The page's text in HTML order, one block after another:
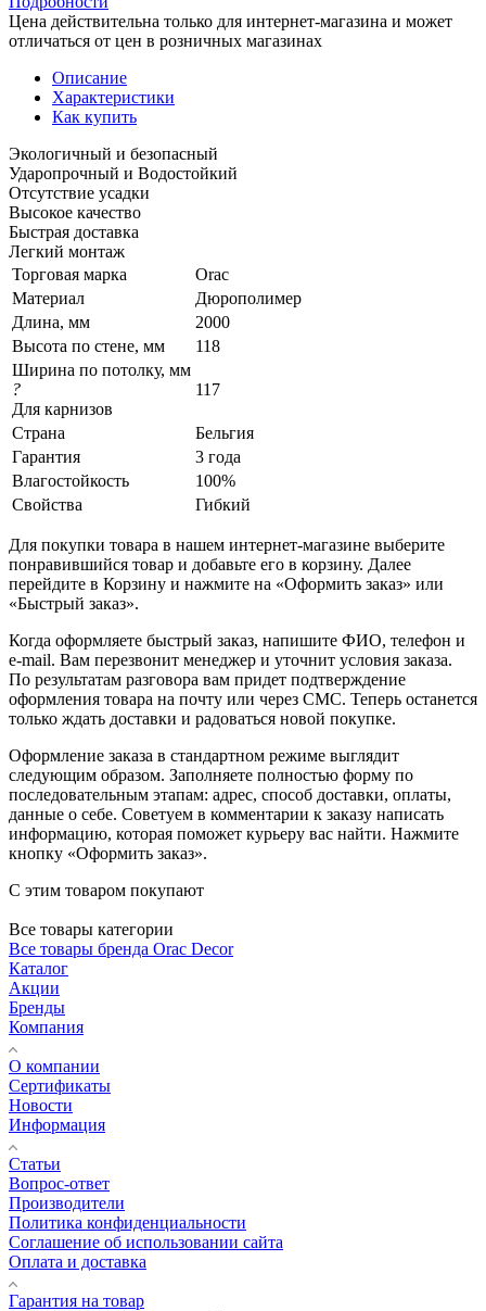
Цена действительна только для интернет-магазина и может
отличаться от цен в розничных магазинах
Описание
Характеристики
Как купить
Экологичный и безопасный
Ударопрочный и Водостойкий
Отсутствие усадки
Высокое качество
Быстрая доставка
Легкий монтаж
Торговая марка
Orac
Материал
Дюрополимер
Длина, мм
2000
Высота по стене, мм
118
Ширина по потолку, мм
?
Для карнизов
117
Страна
Бельгия
Гарантия
3 года
Влагостойкость
100%
Свойства
Гибкий
Для покупки товара в нашем интернет-магазине выберите
понравившийся товар и добавьте его в корзину. Далее
перейдите в Корзину и нажмите на «Оформить заказ» или
«Быстрый заказ».
Когда оформляете быстрый заказ, напишите ФИО, телефон и
e-mail. Вам перезвонит менеджер и уточнит условия заказа.
По результатам разговора вам придет подтверждение
оформления товара на почту или через СМС. Теперь останется
только ждать доставки и радоваться новой покупке.
Оформление заказа в стандартном режиме выглядит
следующим образом. Заполняете полностью форму по
последовательным этапам: адрес, способ доставки, оплаты,
данные о себе. Советуем в комментарии к заказу написать
информацию, которая поможет курьеру вас найти. Нажмите
кнопку «Оформить заказ».
С этим товаром покупают
Все товары категории
Все товары бренда Orac Decor
Каталог
Акции
Бренды
Компания
О компании
Сертификаты
Новости
Информация
Статьи
Вопрос-ответ
Производители
Политика конфиденциальности
Соглашение об использовании сайта
Оплата и доставка
Гарантия на товар